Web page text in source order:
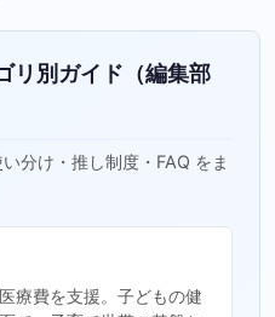
リ別ガイド（編集部
分け・推し制度・FAQ をま
療費を支援。子どもの健